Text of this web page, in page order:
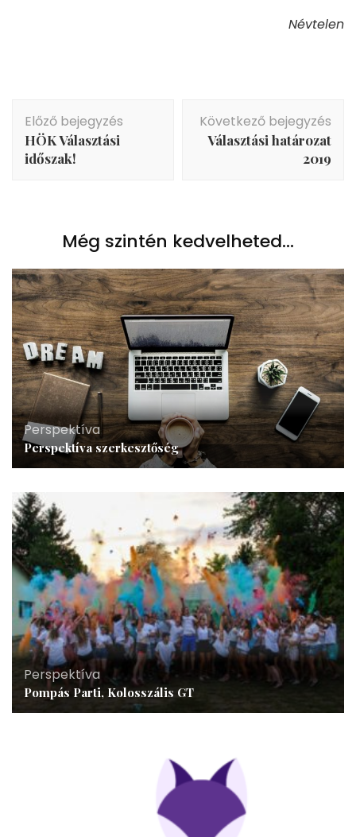
Névtelen
Bejegyzés
navigáció
Előző bejegyzés
HÖK Választási
időszak!
Következő bejegyzés
Választási határozat
2019
Még szintén kedvelheted...
Perspektíva
Perspektíva szerkesztőség
Perspektíva
Pompás Parti, Kolosszális GT